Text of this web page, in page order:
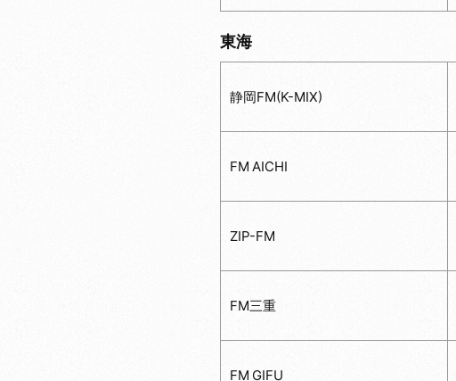
東海
静岡FM(K-MIX)
FM AICHI
ZIP-FM
FM三重
FM GIFU